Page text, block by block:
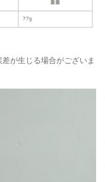
が生じる場合がございま